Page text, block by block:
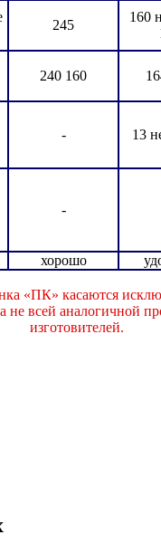
245
160
240 160
- 13
-
хорошо
«ПК» касаются
не всей аналогичной
изготовителей.